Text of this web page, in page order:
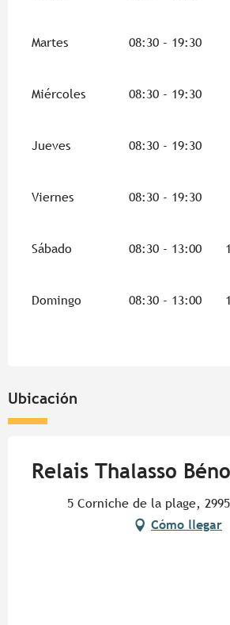
Martes 08:30 - 19:30
Miércoles 08:30 - 19:30
Jueves 08:30 - 19:30
Viernes 08:30 - 19:30
Sábado 08:30 - 13:00
Domingo 08:30 - 13:00
Ubicación
Relais Thalasso
5 Corniche de la plage,
Cómo llegar